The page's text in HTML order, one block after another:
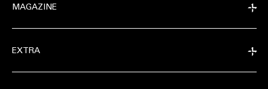
MAGAZINE
EXTRA